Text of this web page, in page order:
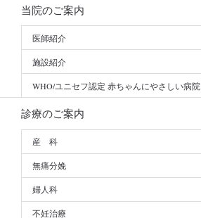
当院のご案内
医師紹介
施設紹介
WHO/ユニセフ認定 赤ちゃんにやさしい病院
診療のご案内
産 科
無痛分娩
婦人科
不妊治療